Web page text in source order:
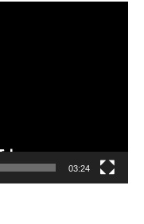
03:24